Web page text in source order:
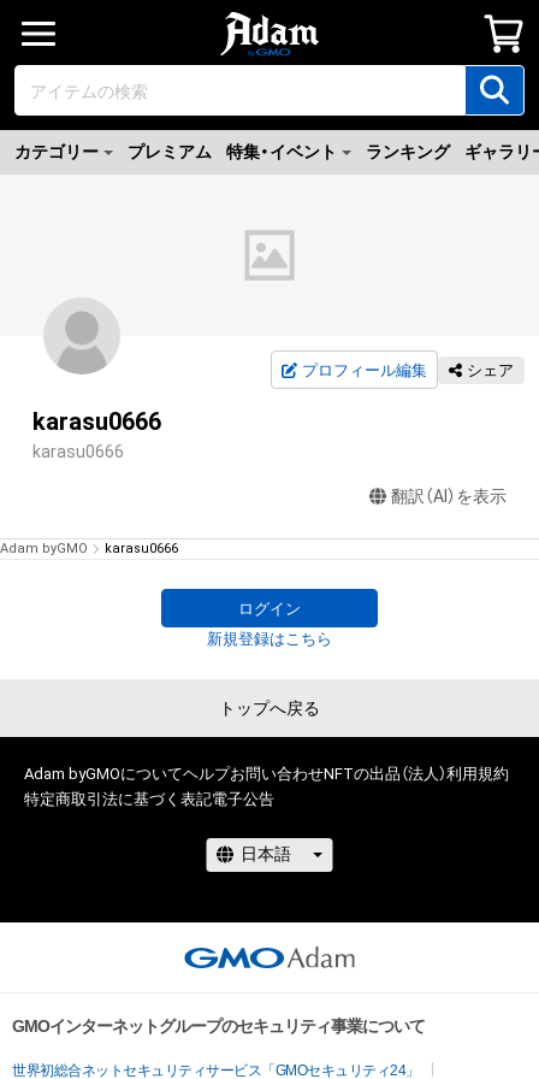
カテゴリー プレミアム 特集・イベント ランキング ギャラリ
プロフィール編集 シェア
karasu0666
karasu0666
翻訳（AI）を表示
Adam byGMO karasu0666
ログイン
新規登録はこちら
トップへ戻る
Adam byGMOについてヘルプお問い合わせNFTの出品（法人）利用規約
特定商取引法に基づく表記電子公告
GMOインターネットグループのセキュリティ事業について
世界初総合ネットセキュリティサービス「GMOセキュリティ24」